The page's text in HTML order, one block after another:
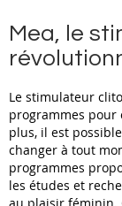
Mea, le
Le stimulateur
programmes
plus, il est
changer à tout
programmes
les études et